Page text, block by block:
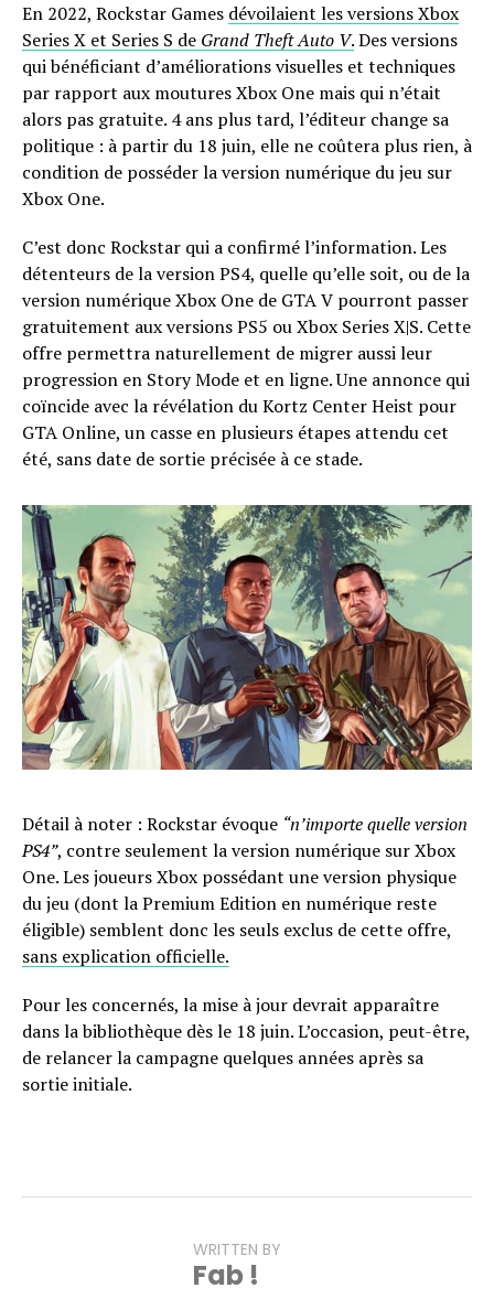
En 2022, Rockstar Games dévoilaient les versions Xbox
Series X et Series S de Grand Theft Auto V.Des versions
qui bénéficiant d’améliorations visuelles et techniques
par rapport aux moutures Xbox One mais qui n’était
alors pas gratuite. 4 ans plus tard, l’éditeur change sa
politique : à partir du 18 juin, elle ne coûtera plus rien, à
condition de posséder la version numérique du jeu sur
Xbox One.
C’est donc Rockstar qui a confirmé l’information. Les
détenteurs de la version PS4, quelle qu’elle soit, ou de la
version numérique Xbox One de GTA V pourront passer
gratuitement aux versions PS5 ou Xbox Series X|S. Cette
offre permettra naturellement de migrer aussi leur
progression en Story Mode et en ligne. Une annonce qui
coïncide avec la révélation du Kortz Center Heist pour
GTA Online, un casse en plusieurs étapes attendu cet
été, sans date de sortie précisée à ce stade.
Détail à noter : Rockstar évoque “n’importe quelle version
PS4”, contre seulement la version numérique sur Xbox
One. Les joueurs Xbox possédant une version physique
du jeu (dont la Premium Edition en numérique reste
éligible) semblent donc les seuls exclus de cette offre,
sans explication officielle.
Pour les concernés, la mise à jour devrait apparaître
dans la bibliothèque dès le 18 juin. L’occasion, peut-être,
de relancer la campagne quelques années après sa
sortie initiale.
WRITTEN BY
Fab !